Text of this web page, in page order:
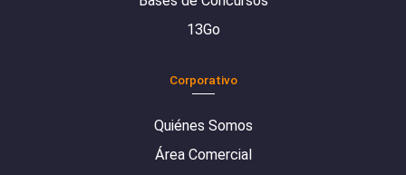
13Go
Corporativo
Quiénes Somos
Área Comercial